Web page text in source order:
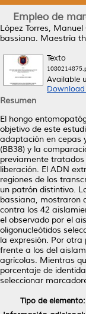
Empleo de
López Torres, Manuel
bassiana. Maestría
Texto
Available
Resumen
El hongo
objetivo de este
adaptación en cepas
(BB38) y la
previamente
liberación. El ADN
regiones de los
un patrón distintivo.
bassiana, mostraron
contra los 42
el observado por el
oligonucleótidos
la expresión. Por
frente a los del
agrícolas. Mientras
porcentaje de
seleccionar
Tipo de elemento: